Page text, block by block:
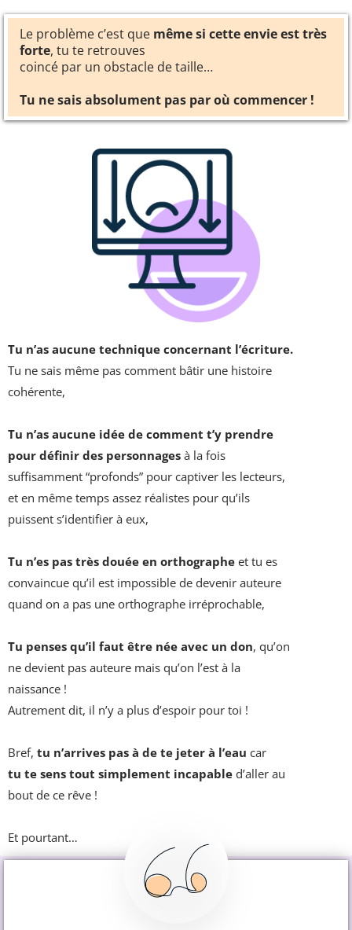
Le problème c’est que même si cette envie est très
forte, tu te retrouves
coincé par un obstacle de taille…
Tu ne sais absolument pas par où commencer !
Tu n’as aucune technique concernant l’écriture.
Tu ne sais même pas comment bâtir une histoire
cohérente,
Tu n’as aucune idée de comment t’y prendre
pour définir des personnages à la fois
suffisamment “profonds” pour captiver les lecteurs,
et en même temps assez réalistes pour qu’ils
puissent s’identifier à eux,
Tu n’es pas très douée en orthographe et tu es
convaincue qu’il est impossible de devenir auteure
quand on a pas une orthographe irréprochable,
Tu penses qu’il faut être née avec un don, qu’on
ne devient pas auteure mais qu’on l’est à la
naissance !
Autrement dit, il n’y a plus d’espoir pour toi !
Bref, tu n’arrives pas à de te jeter à l’eau car
tu te sens tout simplement incapable d’aller au
bout de ce rêve !
Et pourtant…